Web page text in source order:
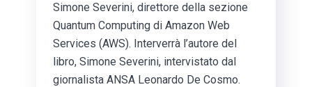
Simone Severini, direttore della sezione
Quantum Computing di Amazon Web
Services (AWS). Interverrà l’autore del
libro, Simone Severini, intervistato dal
giornalista ANSA Leonardo De Cosmo.